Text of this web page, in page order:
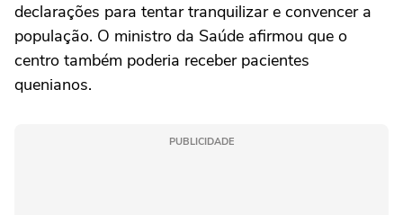
declarações para tentar tranquilizar e convencer a
população. O ministro da Saúde afirmou que o
centro também poderia receber pacientes
quenianos.
PUBLICIDADE